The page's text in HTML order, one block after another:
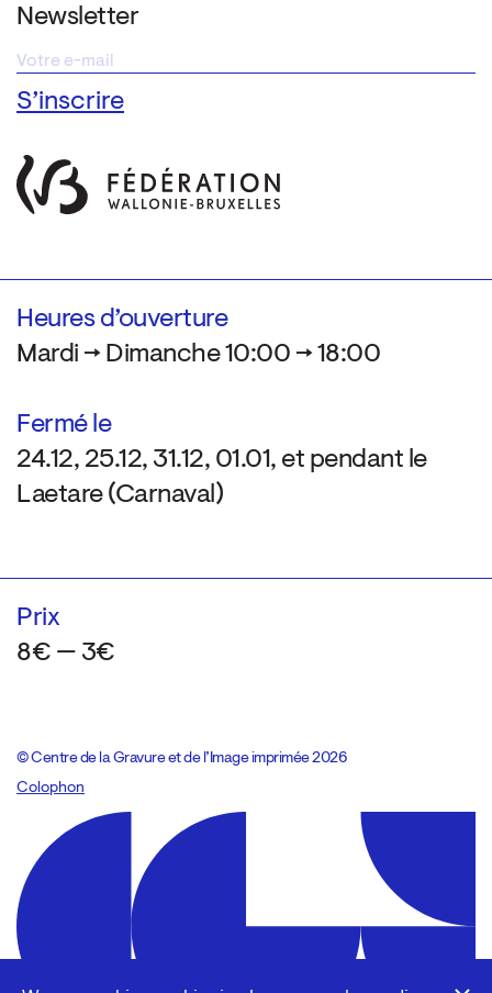
Newsletter
Heures d’ouverture
Mardi → Dimanche 10:00 → 18:00
Fermé le
24.12, 25.12, 31.12, 01.01, et pendant le
Laetare (Carnaval)
Prix
8€ — 3€
© Centre de la Gravure et de l’Image imprimée 2026
Colophon
Design:Marcel Kaczmarek